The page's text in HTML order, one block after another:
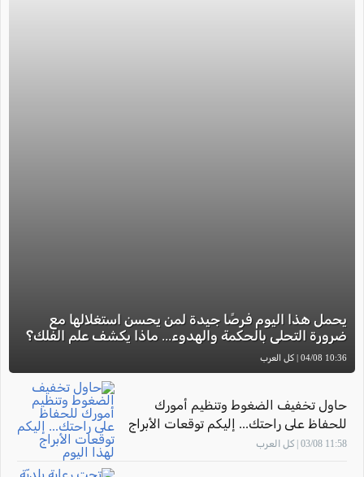
يحمل هذا اليوم فرصًا جيدة لمن يحسن استغلالها مع
ضرورة التحلي بالحكمة والهدوء... ماذا يكشف علم الفلك؟
10:36 04/08 | كل العرب
حاول تخفيف الضغوط وتنظيم أمورك
للحفاظ على راحتك... إليكم توقعات الأبراج
لهذا اليوم
11:58 03/08 | كل العرب